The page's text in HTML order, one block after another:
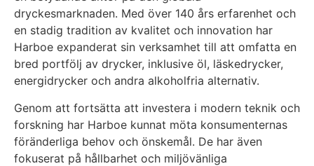
dryckesmarknaden. Med över 140 års erfarenhet och
en stadig tradition av kvalitet och innovation har
Harboe expanderat sin verksamhet till att omfatta en
bred portfölj av drycker, inklusive öl, läskedrycker,
energidrycker och andra alkoholfria alternativ.
Genom att fortsätta att investera i modern teknik och
forskning har Harboe kunnat möta konsumenternas
föränderliga behov och önskemål. De har även
fokuserat på hållbarhet och miljövänliga